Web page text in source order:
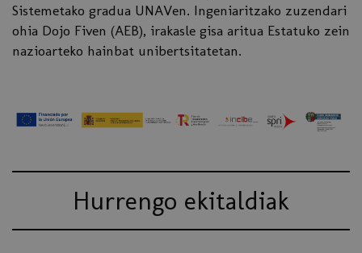
Sistemetako gradua UNAVen. Ingeniaritzako zuzendari
ohia Dojo Fiven (AEB), irakasle gisa aritua Estatuko zein
nazioarteko hainbat unibertsitatetan.
Hurrengo ekitaldiak